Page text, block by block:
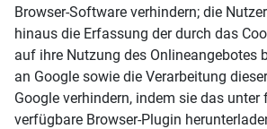
Browser-Software verhindern; die
hinaus die Erfassung der durch das
auf ihre Nutzung des Onlineangebotes
an Google sowie die Verarbeitung
Google verhindern, indem sie das
verfügbare Browser-Plugin